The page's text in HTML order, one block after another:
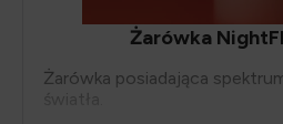
Żarówka
Żarówka posiadająca